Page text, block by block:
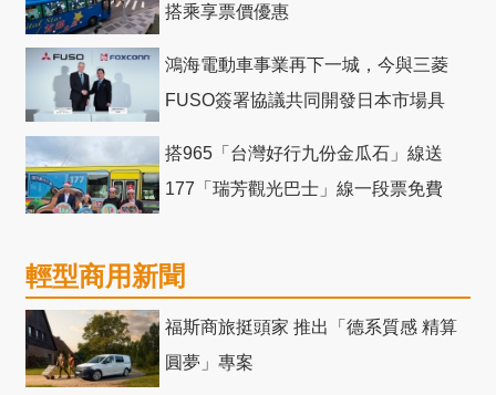
搭乘享票價優惠
鴻海電動車事業再下一城，今與三菱
FUSO簽署協議共同開發日本市場具
搭965「台灣好行九份金瓜石」線送
177「瑞芳觀光巴士」線一段票免費
輕型商用新聞
福斯商旅挺頭家 推出「德系質感 精算
圓夢」專案